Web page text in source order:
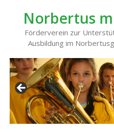
springen
Norbertus
Förderverein zur
Ausbildung im